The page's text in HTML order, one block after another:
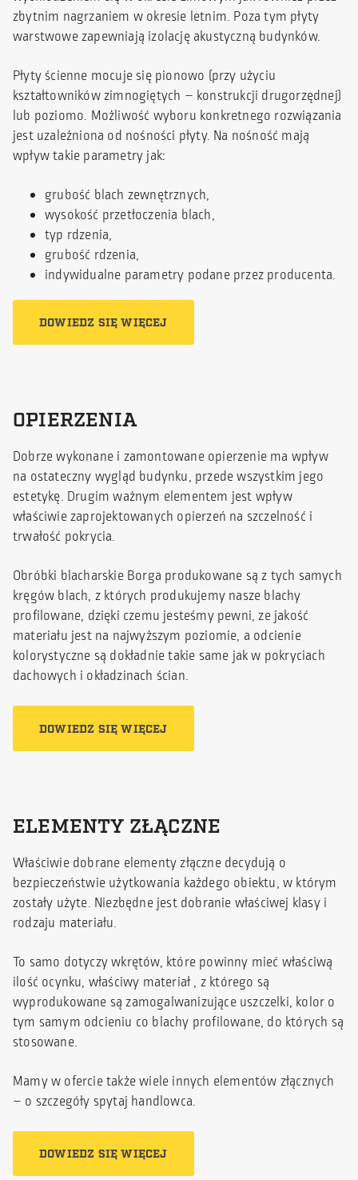
zbytnim nagrzaniem w okresie letnim. Poza tym płyty
warstwowe zapewniają izolację akustyczną budynków.
Płyty ścienne mocuje się pionowo (przy użyciu
kształtowników zimnogiętych – konstrukcji drugorzędnej)
lub poziomo. Możliwość wyboru konkretnego rozwiązania
jest uzależniona od nośności płyty. Na nośność mają
wpływ takie parametry jak:
grubość blach zewnętrznych,
wysokość przetłoczenia blach,
typ rdzenia,
grubość rdzenia,
indywidualne parametry podane przez producenta.
DOWIEDZ SIĘ WIĘCEJ
OPIERZENIA
Dobrze wykonane i zamontowane opierzenie ma wpływ
na ostateczny wygląd budynku, przede wszystkim jego
estetykę. Drugim ważnym elementem jest wpływ
właściwie zaprojektowanych opierzeń na szczelność i
trwałość pokrycia.
Obróbki blacharskie Borga produkowane są z tych samych
kręgów blach, z których produkujemy nasze blachy
profilowane, dzięki czemu jesteśmy pewni, ze jakość
materiału jest na najwyższym poziomie, a odcienie
kolorystyczne są dokładnie takie same jak w pokryciach
dachowych i okładzinach ścian.
DOWIEDZ SIĘ WIĘCEJ
ELEMENTY ZŁĄCZNE
Właściwie dobrane elementy złączne decydują o
bezpieczeństwie użytkowania każdego obiektu, w którym
zostały użyte. Niezbędne jest dobranie właściwej klasy i
rodzaju materiału.
To samo dotyczy wkrętów, które powinny mieć właściwą
ilość ocynku, właściwy materiał , z którego są
wyprodukowane są zamogalwanizujące uszczelki, kolor o
tym samym odcieniu co blachy profilowane, do których są
stosowane.
Mamy w ofercie także wiele innych elementów złącznych
– o szczegóły spytaj handlowca.
DOWIEDZ SIĘ WIĘCEJ